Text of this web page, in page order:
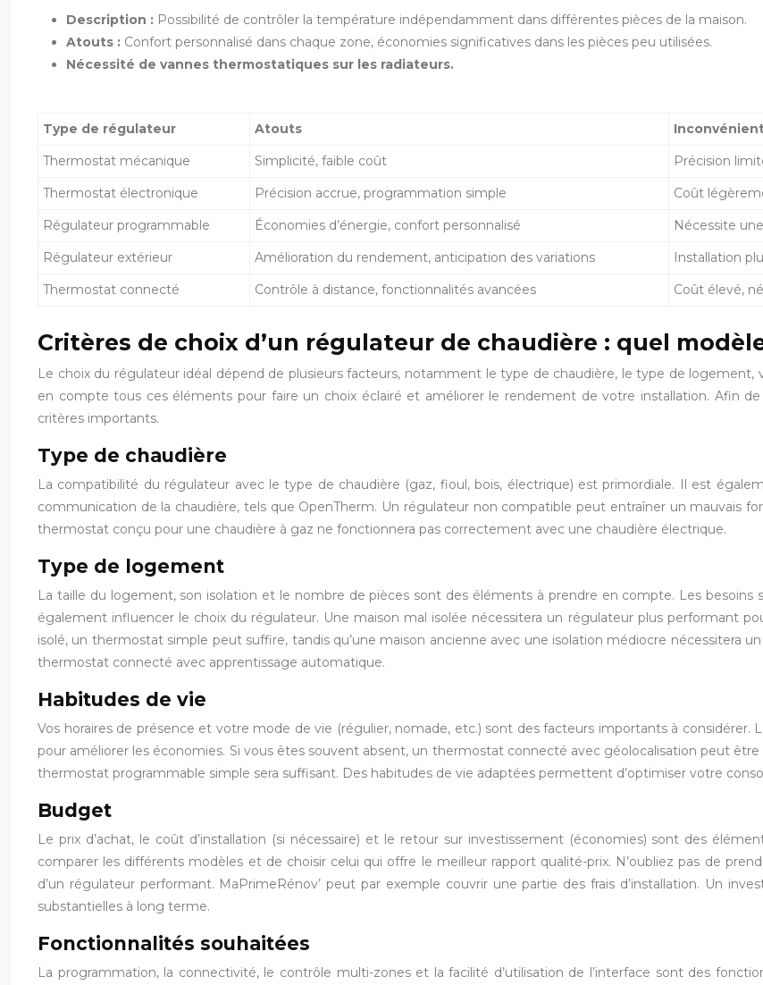
Description : Possibilité de contrôler la température indépendamment dans différentes pièces de la maison.
Atouts : Confort personnalisé dans chaque zone, économies significatives dans les pièces peu utilisées.
Nécessité de vannes thermostatiques sur les radiateurs.
Type de régulateur Atouts
Thermostat mécanique
Simplicité, faible coût Précision
Thermostat électronique
Précision accrue, programmation simple Coût
Régulateur programmable
Économies d’énergie, confort personnalisé Nécessite
Régulateur extérieur
Amélioration du rendement, anticipation des variations Installation
Thermostat connecté
Contrôle à distance, fonctionnalités avancées Coût élevé,
Critères de choix d’un régulateur de chaudière : quel
Le choix du régulateur idéal dépend de plusieurs facteurs, notamment le type de chaudière, le type de
en compte tous ces éléments pour faire un choix éclairé et améliorer le rendement de votre installation. Afin
critères importants.
Type de chaudière
La compatibilité du régulateur avec le type de chaudière (gaz, fioul, bois, électrique) est primordiale. Il est
communication de la chaudière, tels que OpenTherm. Un régulateur non compatible peut entraîner un mauvais
thermostat conçu pour une chaudière à gaz ne fonctionnera pas correctement avec une chaudière électrique.
Type de logement
La taille du logement, son isolation et le nombre de pièces sont des éléments à prendre en compte. Les besoins
également influencer le choix du régulateur. Une maison mal isolée nécessitera un régulateur plus performant
isolé, un thermostat simple peut suffire, tandis qu’une maison ancienne avec une isolation médiocre nécessitera
thermostat connecté avec apprentissage automatique.
Habitudes de vie
Vos horaires de présence et votre mode de vie (régulier, nomade, etc.) sont des facteurs importants à
pour améliorer les économies. Si vous êtes souvent absent, un thermostat connecté avec géolocalisation peut
thermostat programmable simple sera suffisant. Des habitudes de vie adaptées permettent d’optimiser votre
Budget
Le prix d’achat, le coût d’installation (si nécessaire) et le retour sur investissement (économies) sont des
comparer les différents modèles et de choisir celui qui offre le meilleur rapport qualité-prix. N’oubliez pas de
d’un régulateur performant. MaPrimeRénov’ peut par exemple couvrir une partie des frais d’installation. Un
substantielles à long terme.
Fonctionnalités souhaitées
La programmation, la connectivité, le contrôle multi-zones et la facilité d’utilisation de l’interface sont des